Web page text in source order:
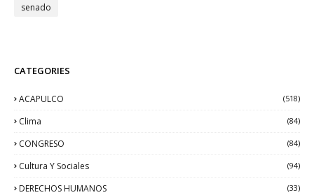
senado
CATEGORIES
ACAPULCO (518)
Clima (84)
CONGRESO (84)
Cultura Y Sociales (94)
DERECHOS HUMANOS (33)